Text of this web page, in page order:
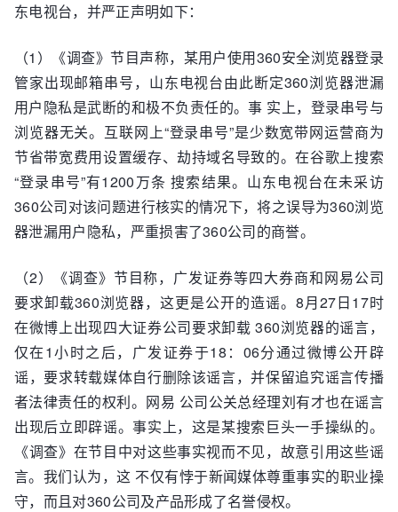
东电视台，并严正声明如下：
（1）《调查》节目声称，某用户使用360安全浏览器登录
管家出现邮箱串号，山东电视台由此断定360浏览器泄漏
用户隐私是武断的和极不负责任的。事 实上，登录串号与
浏览器无关。互联网上“登录串号”是少数宽带网运营商为
节省带宽费用设置缓存、劫持域名导致的。在谷歌上搜索
“登录串号”有1200万条 搜索结果。山东电视台在未采访
360公司对该问题进行核实的情况下，将之误导为360浏览
器泄漏用户隐私，严重损害了360公司的商誉。
（2）《调查》节目称，广发证券等四大券商和网易公司
要求卸载360浏览器，这更是公开的造谣。8月27日17时
在微博上出现四大证券公司要求卸载 360浏览器的谣言，
仅在1小时之后，广发证券于18：06分通过微博公开辟
谣，要求转载媒体自行删除该谣言，并保留追究谣言传播
者法律责任的权利。网易 公司公关总经理刘有才也在谣言
出现后立即辟谣。事实上，这是某搜索巨头一手操纵的。
《调查》在节目中对这些事实视而不见，故意引用这些谣
言。我们认为，这 不仅有悖于新闻媒体尊重事实的职业操
守，而且对360公司及产品形成了名誉侵权。